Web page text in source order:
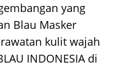
yang
Blau Masker
kulit wajah
INDONESIA di